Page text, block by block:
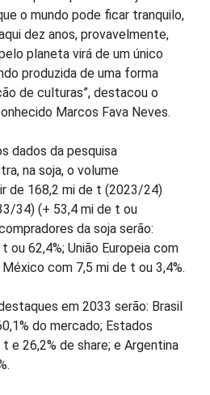
o mundo pode ficar tranquilo,
dez anos, provavelmente,
planeta virá de um único
produzida de uma forma
de culturas”, destacou o
Marcos Fava Neves.
dados da pesquisa
na soja, o volume
de 168,2 mi de t (2023/24)
34) (+ 53,4 mi de t ou
da soja serão:
ou 62,4%; União Europeia com
com 7,5 mi de t ou 3,4%.
em 2033 serão: Brasil
do mercado; Estados
e 26,2% de share; e Argentina